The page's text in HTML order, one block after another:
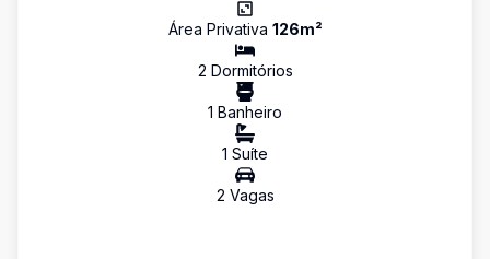
Área Privativa 126m²
2 Dormitórios
1 Banheiro
1 Suíte
2 Vagas